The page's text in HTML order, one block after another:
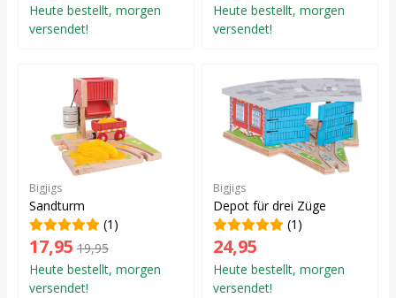
Heute bestellt, morgen
versendet!
Heute bestellt, morgen
versendet!
Bigjigs
Sandturm
(1)
17,95 19,95
Heute bestellt, morgen
versendet!
Bigjigs
Depot für drei Züge
(1)
24,95
Heute bestellt, morgen
versendet!